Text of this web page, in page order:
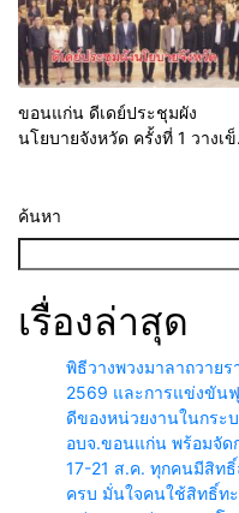
ขอนแก่น ดีเดย์ประชุมผัง
นโยบายจังหวัด ครั้งที่ 1 วางเข็
ค้นหา
เรื่องล่าสุด
พิธีวางพวงมาลาถวาย
2569 และการแข่งขัน
ดีของหน่วยงานในกระ
อบจ.ขอนแก่น พร้อมจัด
17-21 ส.ค. ทุกคนมีสิท
ครบ มั่นใจคนใช้สิทธิ์ท